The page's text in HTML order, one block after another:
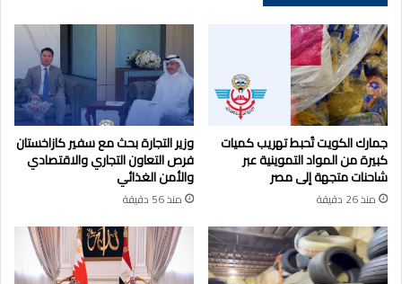
جمارك الكويت تُحبط تهريب كميات
كبيرة من المواد التموينية عبر
شاحنات متجهة إلى مصر
منذ 26 دقيقة
وزير التجارة بحث مع سفير كازاخستان
فرص التعاون التجاري والاقتصادي
والأمن الغذائي
منذ 56 دقيقة